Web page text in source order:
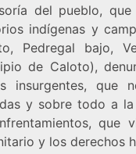
del pueblo,
indígenas y
Pedregal bajo,
de Caloto),
insurgentes, que
y sobre todo a
que
y los derechos